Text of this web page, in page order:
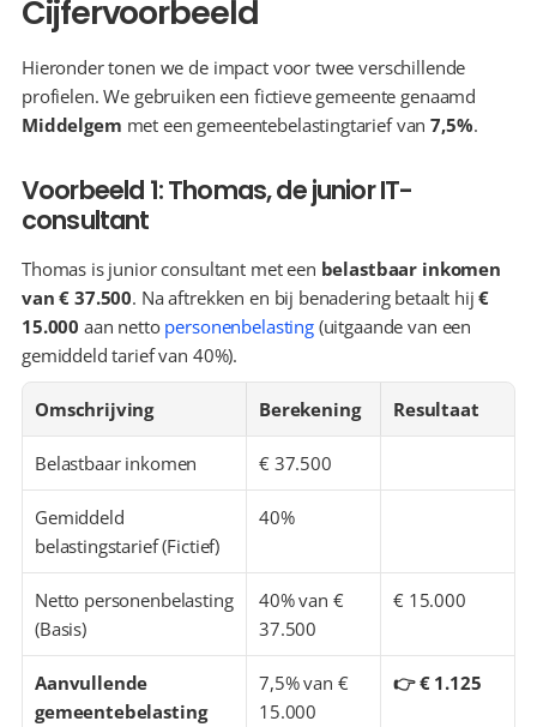
Cijfervoorbeeld
Hieronder tonen we de impact voor twee verschillende
Middelgem met een gemeentebelastingtarief van 7,5%.
Voorbeeld 1: Thomas, de junior IT-
consultant
Thomas is junior consultant met een belastbaar inkomen
van € 37.500. Na aftrekken en bij benadering betaalt hij €
15.000 aan netto personenbelasting (uitgaande van een
gemiddeld tarief van 40%).
Omschrijving Berekening Resultaat
Belastbaar inkomen € 37.500
Gemiddeld
belastingstarief (Fictief)
40%
Netto personenbelasting
(Basis)
40% van €
37.500
€ 15.000
Aanvullende
gemeentebelasting
7,5% van €
15.000
👉 € 1.125